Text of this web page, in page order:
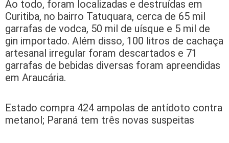
Ao todo, foram localizadas e destruídas em
Curitiba, no bairro Tatuquara, cerca de 65 mil
garrafas de vodca, 50 mil de uísque e 5 mil de
gin importado. Além disso, 100 litros de cachaça
artesanal irregular foram descartados e 71
garrafas de bebidas diversas foram apreendidas
em Araucária.
Estado compra 424 ampolas de antídoto contra
metanol; Paraná tem três novas suspeitas